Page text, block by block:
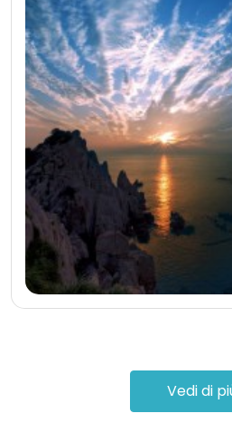
Vedi di